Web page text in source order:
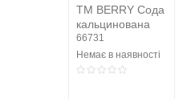
ТМ BERRY Сода
кальцинована
700 г
66731
Немає в наявності